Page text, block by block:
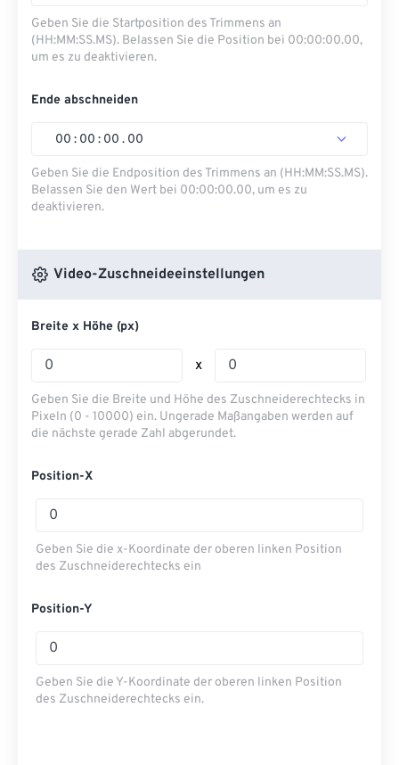
Geben Sie die Startposition des Trimmens an
(HH:MM:SS.MS). Belassen Sie die Position bei 00:00:00.00,
um es zu deaktivieren.
Ende abschneiden
00 : 00 : 00 . 00
Geben Sie die Endposition des Trimmens an (HH:MM:SS.MS).
Belassen Sie den Wert bei 00:00:00.00, um es zu
deaktivieren.
Video-Zuschneideeinstellungen
Breite x Höhe (px)
x
Geben Sie die Breite und Höhe des Zuschneiderechtecks ​​in
Pixeln (0 - 10000) ein. Ungerade Maßangaben werden auf
die nächste gerade Zahl abgerundet.
Position-X
Geben Sie die x-Koordinate der oberen linken Position
des Zuschneiderechtecks ​​ein
Position-Y
Geben Sie die Y-Koordinate der oberen linken Position
des Zuschneiderechtecks ​​ein.